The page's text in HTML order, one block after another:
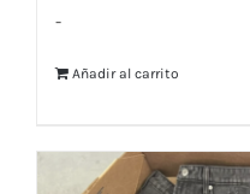
-
Añadir al carrito